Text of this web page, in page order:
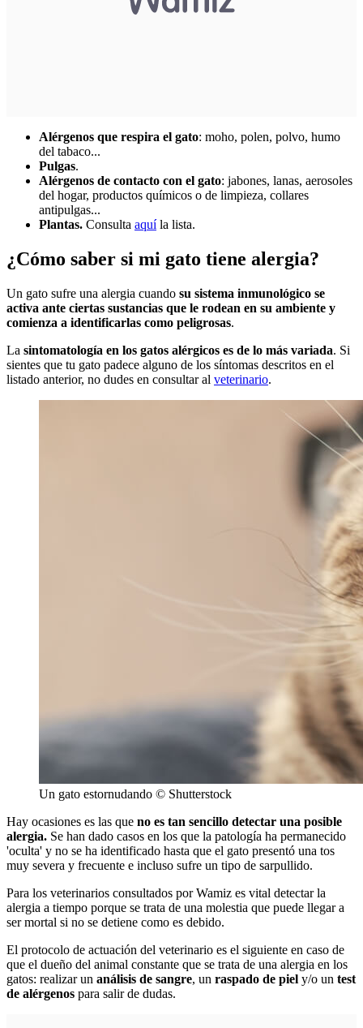
Alérgenos que respira el gato: moho, polen, polvo, humo
del tabaco...
Pulgas.
Alérgenos de contacto con el gato: jabones, lanas, aerosoles
del hogar, productos químicos o de limpieza, collares
antipulgas...
Plantas. Consulta aquíla lista.
¿Cómo saber si mi gato tiene alergia?
Un gato sufre una alergia cuando su sistema inmunológico se
activa ante ciertas sustancias que le rodean en su ambiente y
comienza a identificarlas como peligrosas.
La sintomatología en los gatos alérgicos es de lo más variada. Si
sientes que tu gato padece alguno de los síntomas descritos en el
listado anterior, no dudes en consultar al veterinario.
Un gato estornudando © Shutterstock
Hay ocasiones es las que no es tan sencillo detectar una posible
alergia. Se han dado casos en los que la patología ha permanecido
'oculta' y no se ha identificado hasta que el gato presentó una tos
muy severa y frecuente e incluso sufre un tipo de sarpullido.
Para los veterinarios consultados por Wamiz es vital detectar la
alergia a tiempo porque se trata de una molestia que puede llegar a
ser mortal si no se detiene como es debido.
El protocolo de actuación del veterinario es el siguiente en caso de
que el dueño del animal constante que se trata de una alergia en los
gatos: realizar un análisis de sangre, un raspado de piel y/o un test
de alérgenos para salir de dudas.